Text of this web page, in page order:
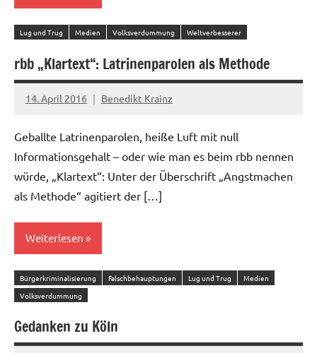
Lug und Trug Medien Volksverdummung Weltverbesserer
rbb „Klartext“: Latrinenparolen als Methode
14. April 2016 Benedikt Krainz
Ein
Geballte Latrinenparolen, heiße Luft mit null
Informationsgehalt – oder wie man es beim rbb nennen
würde, „Klartext“: Unter der Überschrift „Angstmachen
als Methode“ agitiert der […]
Weiterlesen
Bürgerkriminalisierung Falschbehauptungen Lug und Trug
Medien
Volksverdummung
Gedanken zu Köln